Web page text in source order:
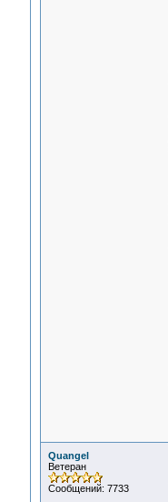
Quangel
Ветеран
Сообщений: 7733